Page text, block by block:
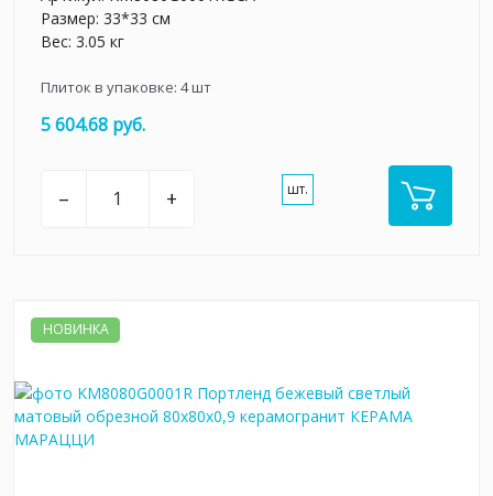
Размер: 33*33 см
Вес: 3.05 кг
Плиток в упаковке: 4шт
5 604.68 руб.
– + шт.
НОВИНКА